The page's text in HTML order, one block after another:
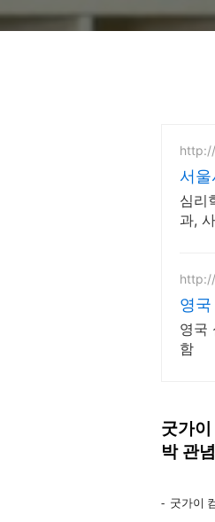
서
심리
과,
영
영국
함
굿가
박 관념
- 굿가이